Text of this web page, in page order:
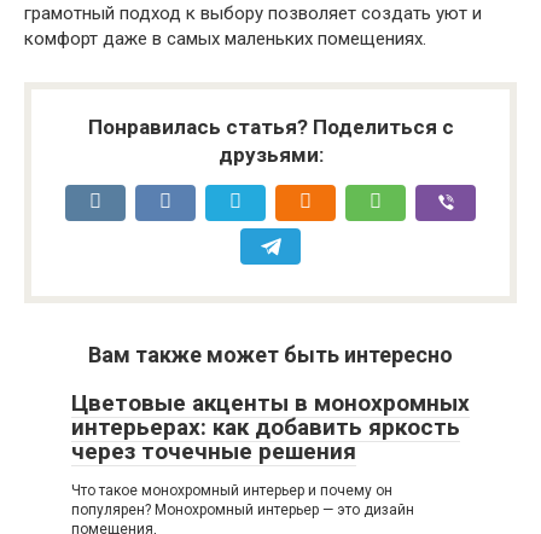
грамотный подход к выбору позволяет создать уют и
комфорт даже в самых маленьких помещениях.
Понравилась статья? Поделиться с
друзьями:
Вам также может быть интересно
Цветовые акценты в монохромных
интерьерах: как добавить яркость
через точечные решения
Что такое монохромный интерьер и почему он
популярен? Монохромный интерьер — это дизайн
помещения,